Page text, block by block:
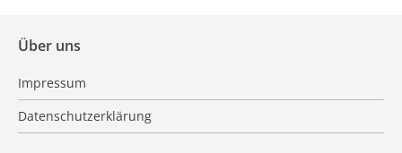
Über uns
Impressum
Datenschutzerklärung